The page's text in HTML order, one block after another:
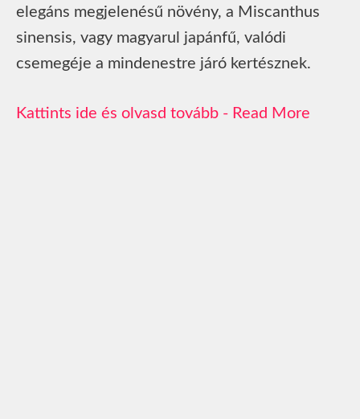
elegáns megjelenésű növény, a Miscanthus
sinensis, vagy magyarul japánfű, valódi
csemegéje a mindenestre járó kertésznek.
Read More